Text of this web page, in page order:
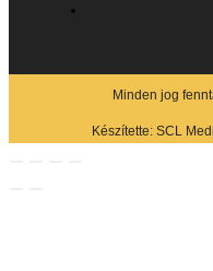
Minden jog
Készítette: SCL